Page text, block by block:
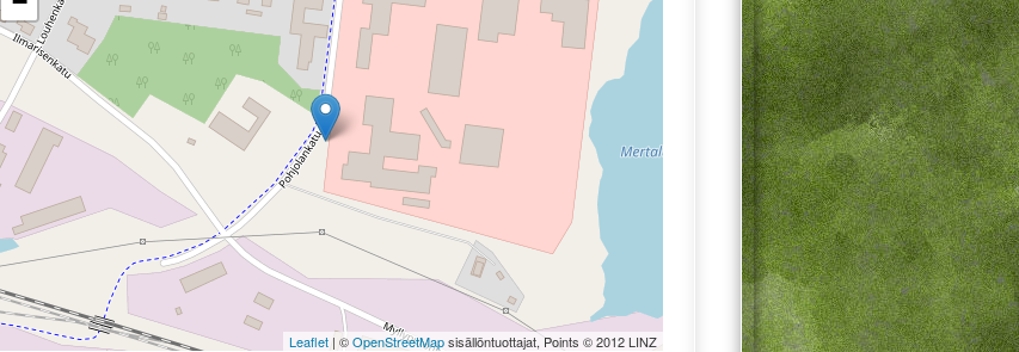
Leaflet | ©OpenStreetMapsisällöntuottajat, Points © 2012 LINZ